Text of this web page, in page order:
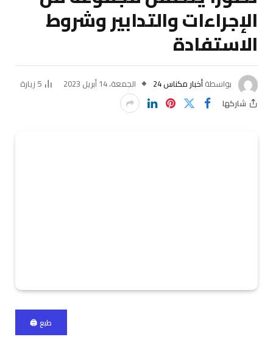
الإجراءات والتدابير وشروط
الاستفادة
بواسطةأخبار مكناس 24 الجمعة، 14 أبريل 2023 5 زيارة
شاركها
طبع 🖨